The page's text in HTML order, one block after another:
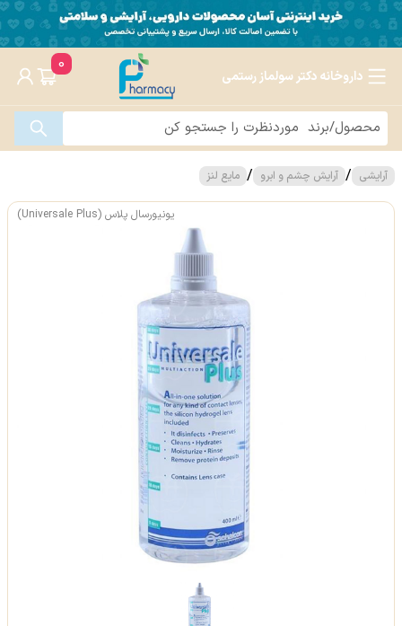
داروخانه دکتر سولماز رستمی
0
آرایشی / آرایش چشم و ابرو / مایع لنز
یونیورسال پلاس (Universale Plus)